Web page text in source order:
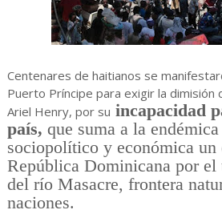
Centenares de haitianos se
Puerto Príncipe para exigir la dimisión
Ariel Henry, por su incapacidad
país, que suma a la
sociopolítico y económica
República Dominicana por el
del río Masacre, frontera
naciones.